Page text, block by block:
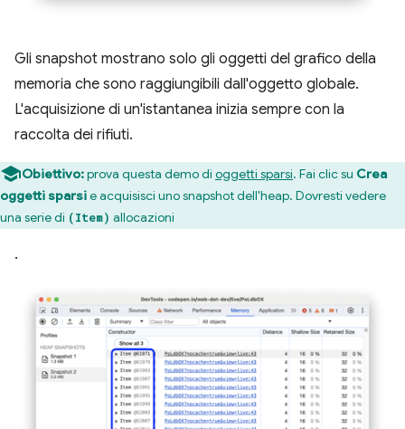
Gli snapshot mostrano solo gli oggetti del grafico della
memoria che sono raggiungibili dall'oggetto globale.
L'acquisizione di un'istantanea inizia sempre con la
raccolta dei rifiuti.
Obiettivo:prova questa demo di oggetti sparsi. Fai clic su Crea
oggetti sparsie acquisisci uno snapshot dell'heap. Dovresti vedere
una serie di (Item) allocazioni
.